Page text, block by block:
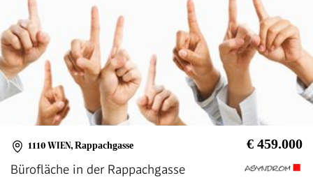
1110 WIEN, Rappachgasse € 459.000
Bürofläche in der Rappachgasse